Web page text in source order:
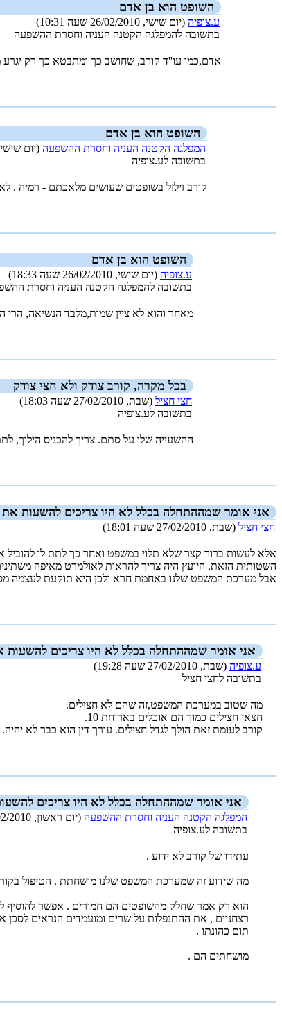
השופט הוא בן אדם
ע.צופיה (יום שישי, 26/02/2010 שעה 10:31)
בתשובה להמפלגה הקטנה העניה וחסרת ההשפעה
אדם,כמו עו''ד קורב, שחושב כך ומתבטא כך רק
השופט הוא בן אדם
המפלגה הקטנה העניה וחסרת ההשפעה (יום שישי, 26/02/2010 שעה
בתשובה לע.צופיה
קורב זילזל בשופטים שעושים מלאכתם - רמיה .
השופט הוא בן אדם
ע.צופיה (יום שישי, 26/02/2010 שעה 18:33)
בתשובה להמפלגה הקטנה העניה וחסרת
מאחר והוא לא ציין שמות,מלבד הנשיאה, הרי
בכל מקרה, קורב צודק ולא חצי צודק
חצי חציל (שבת, 27/02/2010 שעה 18:03)
בתשובה לע.צופיה
ההשעייה שלו על סתם. צריך להכניס הילוך,
אני אומר שמההתחלה בכלל לא היו צריכים להשעות את
חצי חציל (שבת, 27/02/2010 שעה 18:01)
השטותית הזאת. היועץ היה צריך להראות לאולמרט מאיפה
אבל מערכת המשפט שלנו באחמת חרא ולכן היא תוקעת לעצמה
אני אומר שמההתחלה בכלל לא היו צריכים להשעות
ע.צופיה (שבת, 27/02/2010 שעה 19:28)
בתשובה לחצי חציל
מה שטוב במערכת המשפט,זה שהם לא חצילים.
חצאי חצילים כמוך הם אוכלים בארוחת 10.
קורב לעומת זאת הולך לגדל חצילים. עורך דין הוא כבר לא יהיה.
אני אומר שמההתחלה בכלל לא היו צריכים
המפלגה הקטנה העניה וחסרת ההשפעה (יום ראשון, 28/02/2010 שעה 8:51)
בתשובה לע.צופיה
עתידו של קורב לא ידוע .
מה שידוע זה שמערכת המשפט שלנו מושחתת . הטיפול
הוא רק אמר שחלק מהשופטים הם חמורים . אפשר להוסיף
רצחניים , את ההתנפלות על שרים ומועמדים הנראים לסכן
תום כהונתו .
מושחתים הם .